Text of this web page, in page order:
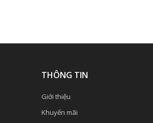
THÔNG TIN
Giới thiệu
Khuyến mãi